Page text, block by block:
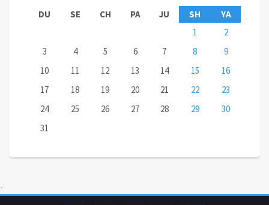
DU SE CH PA JU SH
YA
1
2
3
4 5 6 7 8
9
10
11 12 13 14 15
16
17
18 19 20 21 22
23
24
25 26 27 28 29
30
31
-